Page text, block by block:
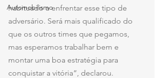
Automobilismo
habituado a enfrentar esse tipo de
adversário. Será mais qualificado do
que os outros times que pegamos,
mas esperamos trabalhar bem e
montar uma boa estratégia para
conquistar a vitória”, declarou.